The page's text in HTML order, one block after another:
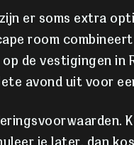
er soms extra
room
de vestigingen in
avond uit voor